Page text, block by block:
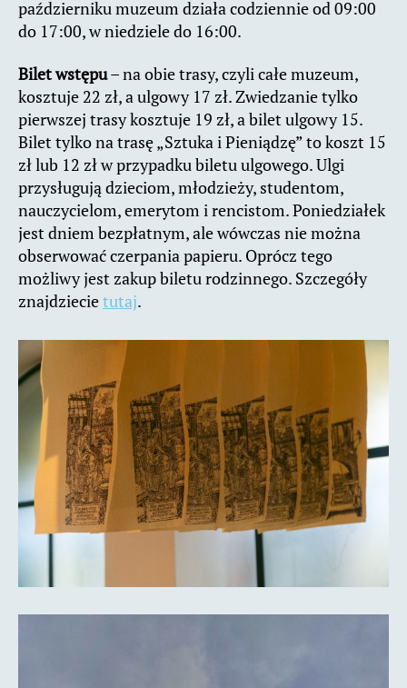
październiku muzeum działa codziennie od 09:00
do 17:00, w niedziele do 16:00.
Bilet wstępu– na obie trasy, czyli całe muzeum,
kosztuje 22 zł, a ulgowy 17 zł. Zwiedzanie tylko
pierwszej trasy kosztuje 19 zł, a bilet ulgowy 15.
Bilet tylko na trasę „Sztuka i Pieniądzę” to koszt 15
zł lub 12 zł w przypadku biletu ulgowego. Ulgi
przysługują dzieciom, młodzieży, studentom,
nauczycielom, emerytom i rencistom. Poniedziałek
jest dniem bezpłatnym, ale wówczas nie można
obserwować czerpania papieru. Oprócz tego
możliwy jest zakup biletu rodzinnego. Szczegóły
znajdziecietutaj.